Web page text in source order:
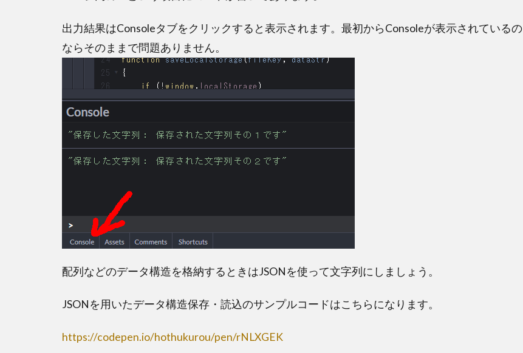
出力結果はConsoleタブをクリックすると表示されます。最初からConsoleが表示されているの
ならそのままで問題ありません。
配列などのデータ構造を格納するときはJSONを使って文字列にしましょう。
JSONを用いたデータ構造保存・読込のサンプルコードはこちらになります。
https://codepen.io/hothukurou/pen/rNLXGEK